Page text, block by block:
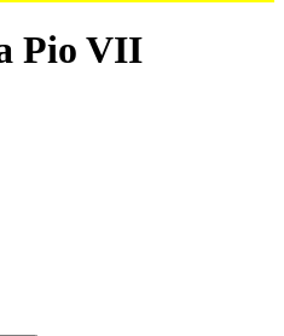
Pio VII